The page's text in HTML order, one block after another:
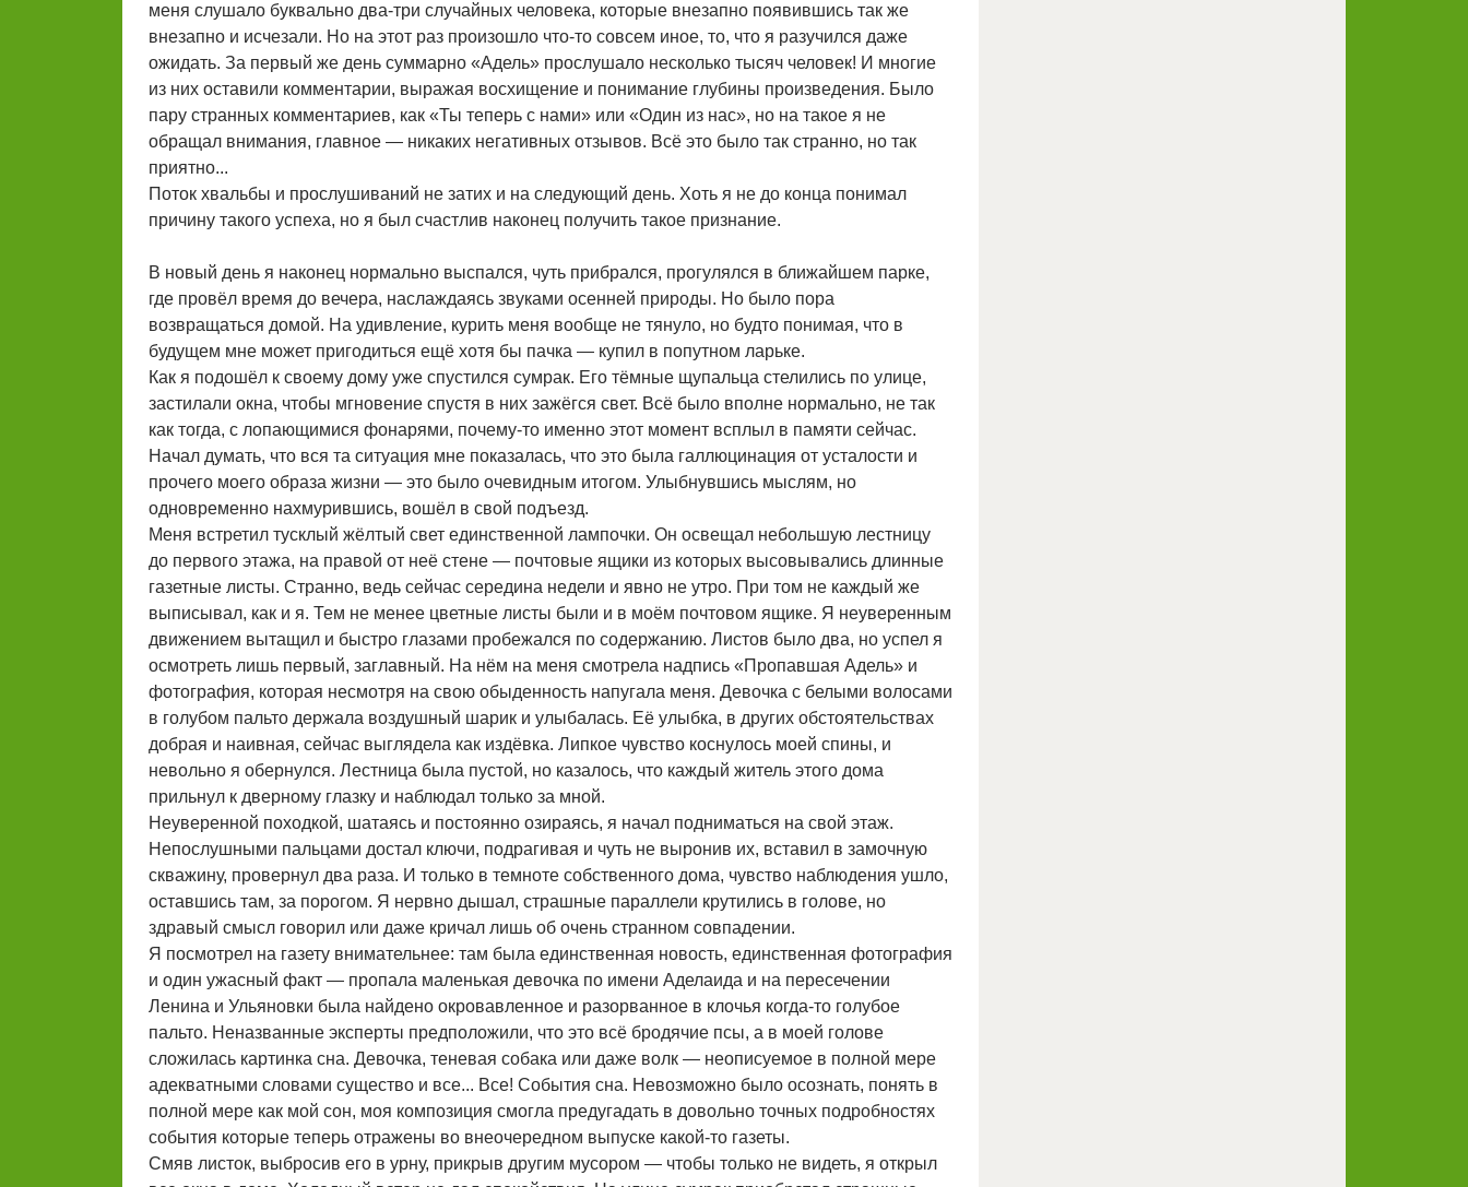
меня слушало буквально два-три случайных человека, которые внезапно появившись так же
внезапно и исчезали. Но на этот раз произошло что-то совсем иное, то, что я разучился даже
ожидать. За первый же день суммарно «Адель» прослушало несколько тысяч человек! И многие
из них оставили комментарии, выражая восхищение и понимание глубины произведения. Было
пару странных комментариев, как «Ты теперь с нами» или «Один из нас», но на такое я не
обращал внимания, главное — никаких негативных отзывов. Всё это было так странно, но так
приятно...
Поток хвальбы и прослушиваний не затих и на следующий день. Хоть я не до конца понимал
причину такого успеха, но я был счастлив наконец получить такое признание.
В новый день я наконец нормально выспался, чуть прибрался, прогулялся в ближайшем парке,
где провёл время до вечера, наслаждаясь звуками осенней природы. Но было пора
возвращаться домой. На удивление, курить меня вообще не тянуло, но будто понимая, что в
будущем мне может пригодиться ещё хотя бы пачка — купил в попутном ларьке.
Как я подошёл к своему дому уже спустился сумрак. Его тёмные щупальца стелились по улице,
застилали окна, чтобы мгновение спустя в них зажёгся свет. Всё было вполне нормально, не так
как тогда, с лопающимися фонарями, почему-то именно этот момент всплыл в памяти сейчас.
Начал думать, что вся та ситуация мне показалась, что это была галлюцинация от усталости и
прочего моего образа жизни — это было очевидным итогом. Улыбнувшись мыслям, но
одновременно нахмурившись, вошёл в свой подъезд.
Меня встретил тусклый жёлтый свет единственной лампочки. Он освещал небольшую лестницу
до первого этажа, на правой от неё стене — почтовые ящики из которых высовывались длинные
газетные листы. Странно, ведь сейчас середина недели и явно не утро. При том не каждый же
выписывал, как и я. Тем не менее цветные листы были и в моём почтовом ящике. Я неуверенным
движением вытащил и быстро глазами пробежался по содержанию. Листов было два, но успел я
осмотреть лишь первый, заглавный. На нём на меня смотрела надпись «Пропавшая Адель» и
фотография, которая несмотря на свою обыденность напугала меня. Девочка с белыми волосами
в голубом пальто держала воздушный шарик и улыбалась. Её улыбка, в других обстоятельствах
добрая и наивная, сейчас выглядела как издёвка. Липкое чувство коснулось моей спины, и
невольно я обернулся. Лестница была пустой, но казалось, что каждый житель этого дома
прильнул к дверному глазку и наблюдал только за мной.
Неуверенной походкой, шатаясь и постоянно озираясь, я начал подниматься на свой этаж.
Непослушными пальцами достал ключи, подрагивая и чуть не выронив их, вставил в замочную
скважину, провернул два раза. И только в темноте собственного дома, чувство наблюдения ушло,
оставшись там, за порогом. Я нервно дышал, страшные параллели крутились в голове, но
здравый смысл говорил или даже кричал лишь об очень странном совпадении.
Я посмотрел на газету внимательнее: там была единственная новость, единственная фотография
и один ужасный факт — пропала маленькая девочка по имени Аделаида и на пересечении
Ленина и Ульяновки была найдено окровавленное и разорванное в клочья когда-то голубое
пальто. Неназванные эксперты предположили, что это всё бродячие псы, а в моей голове
сложилась картинка сна. Девочка, теневая собака или даже волк — неописуемое в полной мере
адекватными словами существо и все... Все! События сна. Невозможно было осознать, понять в
полной мере как мой сон, моя композиция смогла предугадать в довольно точных подробностях
события которые теперь отражены во внеочередном выпуске какой-то газеты.
Смяв листок, выбросив его в урну, прикрыв другим мусором — чтобы только не видеть, я открыл